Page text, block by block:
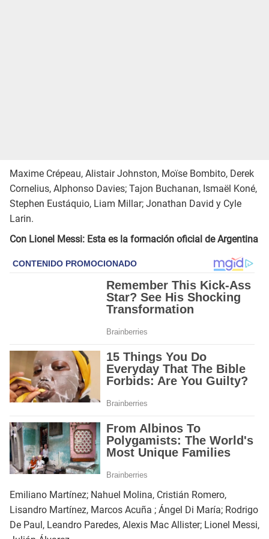
Maxime Crépeau, Alistair Johnston, Moïse Bombito, Derek
Cornelius, Alphonso Davies; Tajon Buchanan, Ismaël Koné,
Stephen Eustáquio, Liam Millar; Jonathan David y Cyle
Larin.
Con Lionel Messi: Esta es la formación oficial de Argentina
Emiliano Martínez; Nahuel Molina, Cristián Romero,
Lisandro Martínez, Marcos Acuña ; Ángel Di María; Rodrigo
De Paul, Leandro Paredes, Alexis Mac Allister; Lionel Messi,